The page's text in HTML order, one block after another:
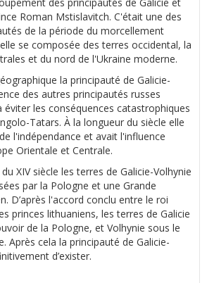
Roman Mstislavitch. C'était une des
de la période du morcellement
se composée des terres occidental, la
et du nord de l'Ukraine moderne.
la principauté de Galicie-
des autres principautés russes
éviter les conséquences catastrophiques
Tatars. À la longueur du siècle elle
l'indépendance et avait l'influence
Orientale et Centrale.
XIV siècle les terres de Galicie-Volhynie
par la Pologne et une Grande
D’après l'accord conclu entre le roi
princes lithuaniens, les terres de Galicie
de la Pologne, et Volhynie sous le
Après cela la principauté de Galicie-
d’exister.